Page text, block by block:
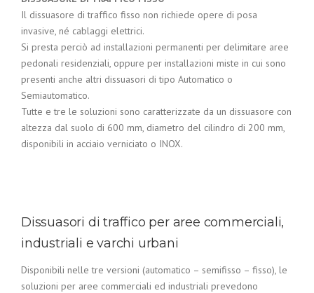
Il dissuasore di traffico fisso non richiede opere di posa
invasive, né cablaggi elettrici.
Si presta perciò ad installazioni permanenti per delimitare aree
pedonali residenziali, oppure per installazioni miste in cui sono
presenti anche altri dissuasori di tipo Automatico o
Semiautomatico.
Tutte e tre le soluzioni sono caratterizzate da un dissuasore con
altezza dal suolo di 600 mm, diametro del cilindro di 200 mm,
disponibili in acciaio verniciato o INOX.
Dissuasori di traffico per aree commerciali,
industriali e varchi urbani
Disponibili nelle tre versioni (automatico – semifisso – fisso), le
soluzioni per aree commerciali ed industriali prevedono